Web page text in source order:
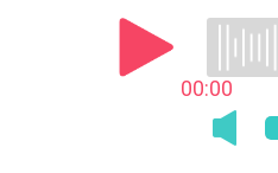
00:00